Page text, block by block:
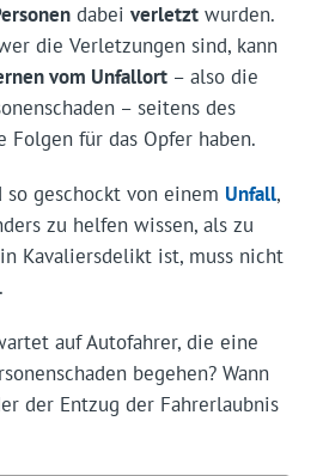
dabei verletztwurden.
die Verletzungen sind, kann
vom Unfallort– also die
– seitens des
Folgen für das Opfer haben.
geschockt von einem Unfall,
zu helfen wissen, als zu
Kavaliersdelikt ist, muss nicht
auf Autofahrer, die eine
begehen? Wann
der Entzug der Fahrerlaubnis